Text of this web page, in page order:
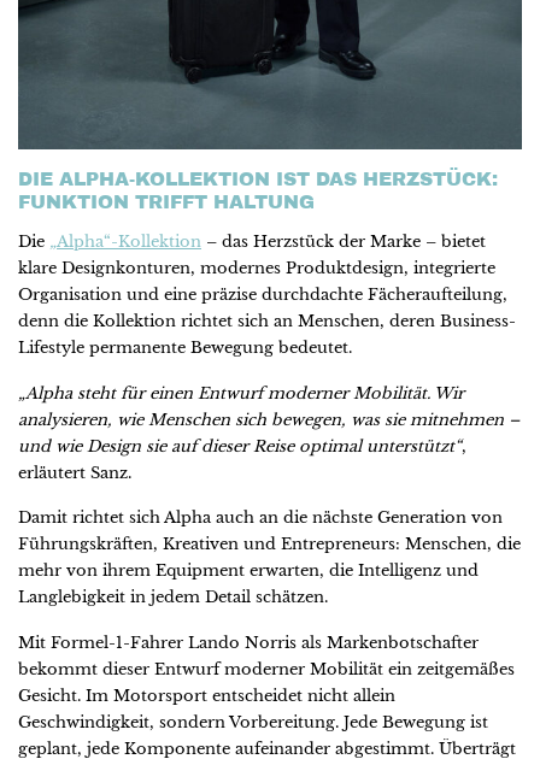
DIE ALPHA-KOLLEKTION IST DAS HERZSTÜCK:
FUNKTION TRIFFT HALTUNG
Die „Alpha“-Kollektion – das Herzstück der Marke – bietet
klare Designkonturen, modernes Produktdesign, integrierte
Organisation und eine präzise durchdachte Fächeraufteilung,
denn die Kollektion richtet sich an Menschen, deren Business-
Lifestyle permanente Bewegung bedeutet.
„Alpha steht für einen Entwurf moderner Mobilität. Wir
analysieren, wie Menschen sich bewegen, was sie mitnehmen –
und wie Design sie auf dieser Reise optimal unterstützt“,
erläutert Sanz.
Damit richtet sich Alpha auch an die nächste Generation von
Führungskräften, Kreativen und Entrepreneurs: Menschen, die
mehr von ihrem Equipment erwarten, die Intelligenz und
Langlebigkeit in jedem Detail schätzen.
Mit Formel-1-Fahrer Lando Norris als Markenbotschafter
bekommt dieser Entwurf moderner Mobilität ein zeitgemäßes
Gesicht. Im Motorsport entscheidet nicht allein
Geschwindigkeit, sondern Vorbereitung. Jede Bewegung ist
geplant, jede Komponente aufeinander abgestimmt. Überträgt